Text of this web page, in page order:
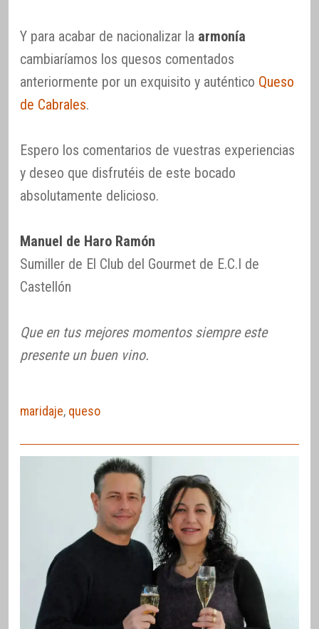
Y para acabar de nacionalizar la armonía
cambiaríamos los quesos comentados
anteriormente por un exquisito y auténtico Queso
de Cabrales.
Espero los comentarios de vuestras experiencias
y deseo que disfrutéis de este bocado
absolutamente delicioso.
Manuel de Haro Ramón
Sumiller de El Club del Gourmet de E.C.I de
Castellón
Que en tus mejores momentos siempre este
presente un buen vino.
maridaje, queso